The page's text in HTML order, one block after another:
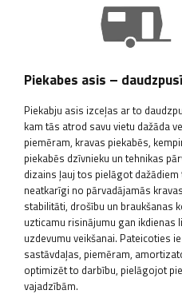
Piekabes asis –
Piekabju asis izceļas ar to
kam tās atrod savu vietu dažāda
piemēram, kravas piekabēs,
piekabēs dzīvnieku un tehnikas
dizains ļauj tos pielāgot
neatkarīgi no pārvadājamās
stabilitāti, drošību un braukšanas
uzticamu risinājumu gan ikdienas
uzdevumu veikšanai. Pateicoties
sastāvdaļas, piemēram,
optimizēt to darbību, pielāgojot
vajadzībām.